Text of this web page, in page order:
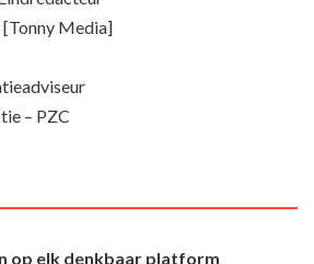
Media]
– PZC
op elk denkbaar platform